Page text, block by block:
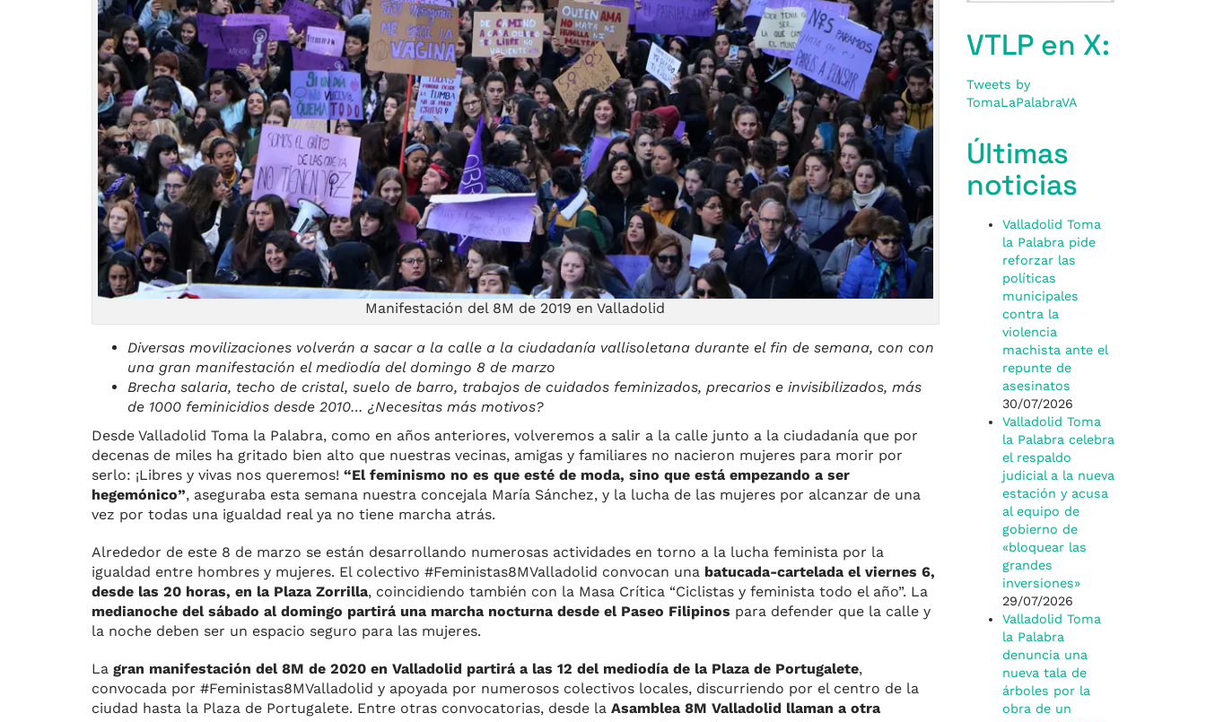
Manifestación del 8M de 2019 en Valladolid
Diversas movilizaciones volverán a sacar a la calle a la ciudadanía vallisoletana durante el fin de semana, con con
una gran manifestación el mediodía del domingo 8 de marzo
Brecha salaria, techo de cristal, suelo de barro, trabajos de cuidados feminizados, precarios e invisibilizados, más
de 1000 feminicidios desde 2010… ¿Necesitas más motivos?
Desde Valladolid Toma la Palabra, como en años anteriores, volveremos a salir a la calle junto a la ciudadanía que por
decenas de miles ha gritado bien alto que nuestras vecinas, amigas y familiares no nacieron mujeres para morir por
serlo: ¡Libres y vivas nos queremos! “El feminismo no es que esté de moda, sino que está empezando a ser
hegemónico”, aseguraba esta semana nuestra concejala María Sánchez, y la lucha de las mujeres por alcanzar de una
vez por todas una igualdad real ya no tiene marcha atrás.
Alrededor de este 8 de marzo se están desarrollando numerosas actividades en torno a la lucha feminista por la
igualdad entre hombres y mujeres. El colectivo #Feministas8MValladolid convocan una batucada-cartelada el viernes 6,
desde las 20 horas, en la Plaza Zorrilla, coincidiendo también con la Masa Crítica “Ciclistas y feminista todo el año”. La
medianoche del sábado al domingo partirá una marcha nocturna desde el Paseo Filipinos para defender que la calle y
la noche deben ser un espacio seguro para las mujeres.
La gran manifestación del 8M de 2020 en Valladolid partirá a las 12 del mediodía de la Plaza de Portugalete,
convocada por #Feministas8MValladolid y apoyada por numerosos colectivos locales, discurriendo por el centro de la
ciudad hasta la Plaza de Portugalete. Entre otras convocatorias, desde la Asamblea 8M Valladolid llaman a otra
VTLP en X:
Tweets by
TomaLaPalabraVA
Últimas
noticias
Valladolid Toma
la Palabra pide
reforzar las
políticas
municipales
contra la
violencia
machista ante el
repunte de
asesinatos
30/07/2026
Valladolid Toma
la Palabra celebra
el respaldo
judicial a la nueva
estación y acusa
al equipo de
gobierno de
«bloquear las
grandes
inversiones»
29/07/2026
Valladolid Toma
la Palabra
denuncia una
nueva tala de
árboles por la
obra de un